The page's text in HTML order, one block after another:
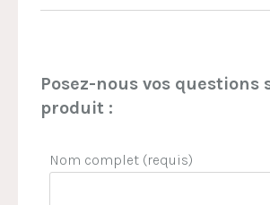
Posez-nous vos questions
produit :
Nom complet (requis)